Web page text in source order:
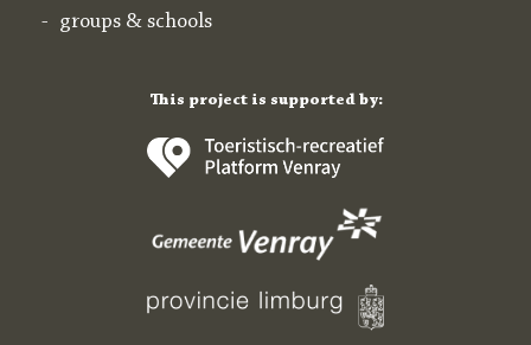
groups & schools
This project is supported by: